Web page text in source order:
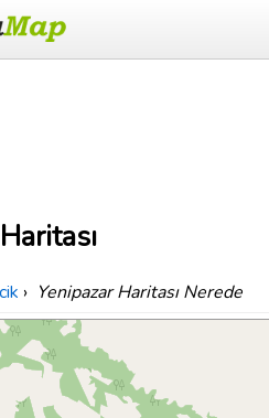
› Yenipazar Haritası Nerede